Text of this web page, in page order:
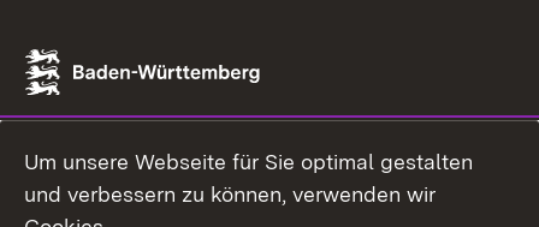
Um unsere Webseite für Sie optimal gestalten
und verbessern zu können, verwenden wir